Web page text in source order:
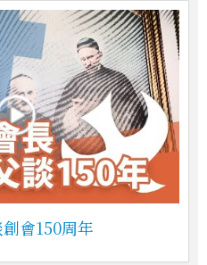
會150周年